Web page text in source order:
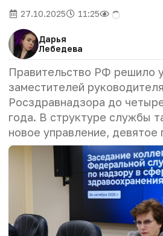
27.10.2025 11:25
Дарья
Лебедева
Правительство РФ решило
заместителей руководителя
Росздравнадзора до
года. В структуре службы
новое управление, девятое